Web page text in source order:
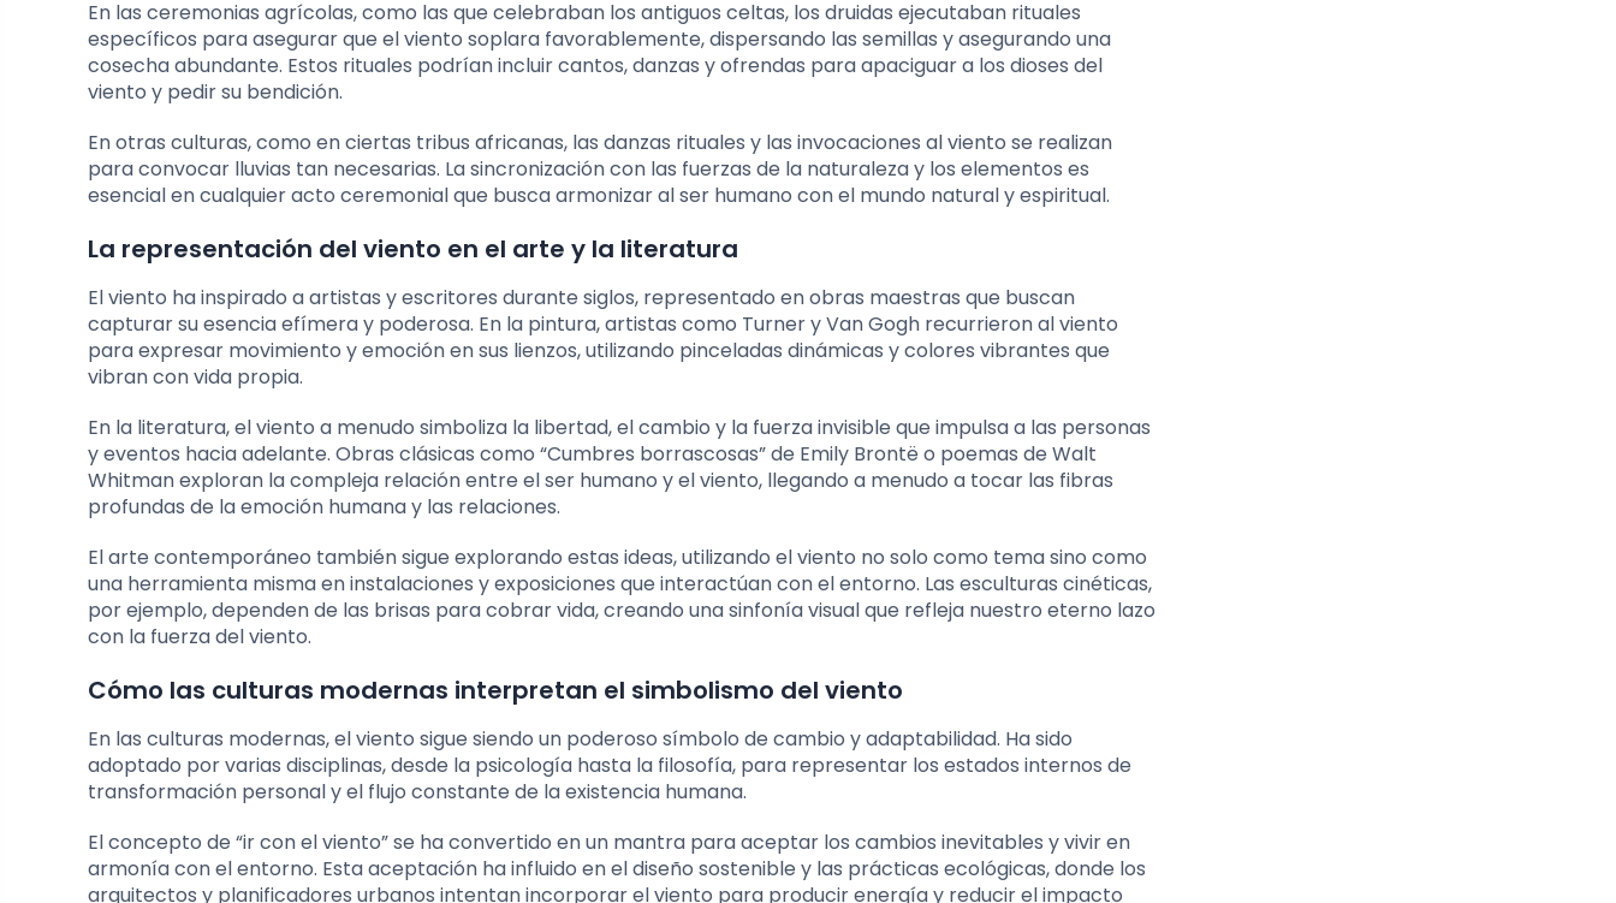
En las ceremonias agrícolas, como las que celebraban los antiguos celtas, los druidas ejecutaban rituales
específicos para asegurar que el viento soplara favorablemente, dispersando las semillas y asegurando una
cosecha abundante. Estos rituales podrían incluir cantos, danzas y ofrendas para apaciguar a los dioses del
viento y pedir su bendición.
En otras culturas, como en ciertas tribus africanas, las danzas rituales y las invocaciones al viento se realizan
para convocar lluvias tan necesarias. La sincronización con las fuerzas de la naturaleza y los elementos es
esencial en cualquier acto ceremonial que busca armonizar al ser humano con el mundo natural y espiritual.
La representación del viento en el arte y la literatura
El viento ha inspirado a artistas y escritores durante siglos, representado en obras maestras que buscan
capturar su esencia efímera y poderosa. En la pintura, artistas como Turner y Van Gogh recurrieron al viento
para expresar movimiento y emoción en sus lienzos, utilizando pinceladas dinámicas y colores vibrantes que
vibran con vida propia.
En la literatura, el viento a menudo simboliza la libertad, el cambio y la fuerza invisible que impulsa a las personas
y eventos hacia adelante. Obras clásicas como “Cumbres borrascosas” de Emily Brontë o poemas de Walt
Whitman exploran la compleja relación entre el ser humano y el viento, llegando a menudo a tocar las fibras
profundas de la emoción humana y las relaciones.
El arte contemporáneo también sigue explorando estas ideas, utilizando el viento no solo como tema sino como
una herramienta misma en instalaciones y exposiciones que interactúan con el entorno. Las esculturas cinéticas,
por ejemplo, dependen de las brisas para cobrar vida, creando una sinfonía visual que refleja nuestro eterno lazo
con la fuerza del viento.
Cómo las culturas modernas interpretan el simbolismo del viento
En las culturas modernas, el viento sigue siendo un poderoso símbolo de cambio y adaptabilidad. Ha sido
adoptado por varias disciplinas, desde la psicología hasta la filosofía, para representar los estados internos de
transformación personal y el flujo constante de la existencia humana.
El concepto de “ir con el viento” se ha convertido en un mantra para aceptar los cambios inevitables y vivir en
armonía con el entorno. Esta aceptación ha influido en el diseño sostenible y las prácticas ecológicas, donde los
arquitectos y planificadores urbanos intentan incorporar el viento para producir energía y reducir el impacto